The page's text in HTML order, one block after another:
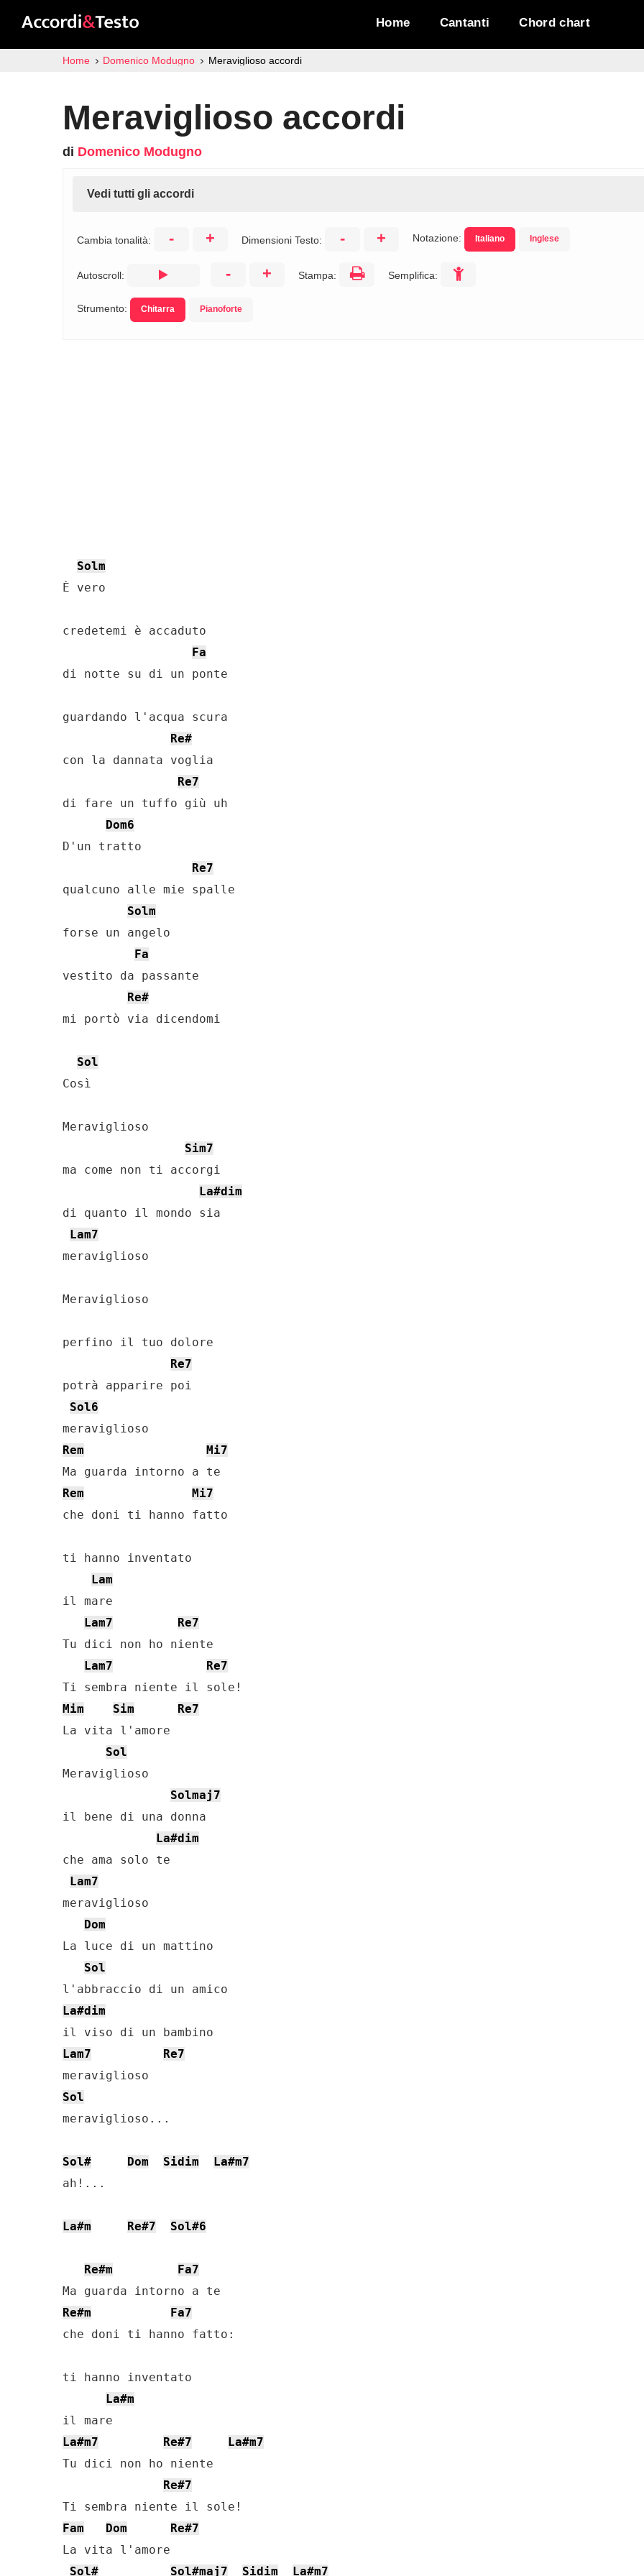
Home Cantanti Chord chart
Home Domenico Modugno Meraviglioso accordi
Meraviglioso accordi
di Domenico Modugno
Vedi tutti gli accordi
Cambia tonalità: - + Dimensioni Testo: - + Notazione: Italiano Inglese
Autoscroll: - + Stampa: Semplifica:
Strumento: Chitarra Pianoforte
Solm
È vero
credetemi è accaduto
Fa
di notte su di un ponte
guardando l'acqua scura
Re#
con la dannata voglia
Re7
di fare un tuffo giù uh
Dom6
D'un tratto
Re7
qualcuno alle mie spalle
Solm
forse un angelo
Fa
vestito da passante
Re#
mi portò via dicendomi
Sol
Così
Meraviglioso
Sim7
ma come non ti accorgi
La#dim
di quanto il mondo sia
Lam7
meraviglioso
Meraviglioso
perfino il tuo dolore
Re7
potrà apparire poi
Sol6
Rem
Mi7
Rem
Mi7
che doni ti hanno fatto
ti hanno inventato
Lam
il mare
Lam7
Re7
Tu dici non ho niente
Lam7
Re7
Mim
Sim
Re7
La vita l'amore
Sol
Meraviglioso
Solmaj7
il bene di una donna
La#dim
che ama solo te
Lam7
meraviglioso
Dom
La luce di un mattino
Sol
La#dim
Lam7
Re7
Sol
meraviglioso...
Sol# Dom Sidim
La#m7
ah!...
La#m Re#7 Sol#6
Re#m
Fa7
Re#m
Fa7
che doni ti hanno fatto:
ti hanno inventato
La#m
La#m7
Re#7
La#m7
Tu dici non ho niente
Re#7
Fam
Dom
Re#7
La vita l'amore
Sol#
Sol#maj7 Sidim La#m7